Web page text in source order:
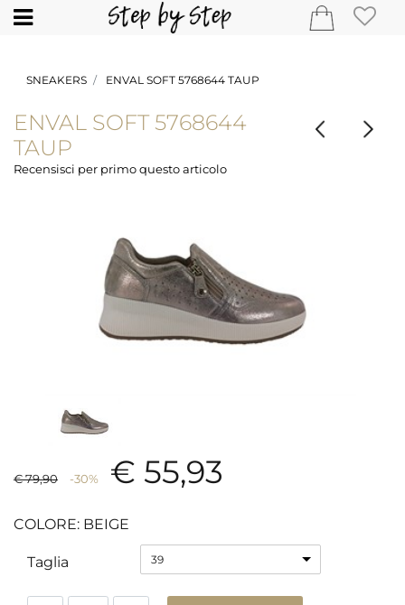
Open
SNEAKERS ENVAL SOFT 5768644 TAUP
ENVAL SOFT 5768644
TAUP
Recensisci per primo questo articolo
€ 79,90 -30% € 55,93
COLORE: BEIGE
Taglia 39